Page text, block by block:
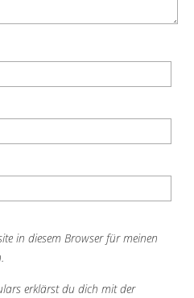
in diesem Browser für meinen
erklärst du dich mit der